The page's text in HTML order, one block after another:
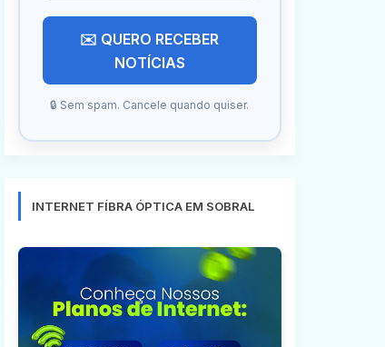
✉️ QUERO RECEBER
NOTÍCIAS
🔒 Sem spam. Cancele quando quiser.
INTERNET FÍBRA ÓPTICA EM SOBRAL